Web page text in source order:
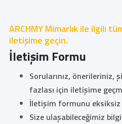
ARCHMY Mimarlık ile ilgili
iletişime geçin.
İletişim Formu
Sorularınız, önerileriniz,
fazlası için iletişime
İletişim formunu
Size ulaşabileceğimiz